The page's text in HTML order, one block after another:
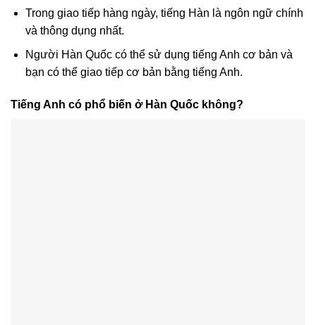
Trong giao tiếp hàng ngày, tiếng Hàn là ngôn ngữ chính
và thông dụng nhất.
Người Hàn Quốc có thể sử dụng tiếng Anh cơ bản và
bạn có thể giao tiếp cơ bản bằng tiếng Anh.
Tiếng Anh có phổ biến ở Hàn Quốc không?